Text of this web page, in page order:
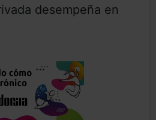
desempeña en